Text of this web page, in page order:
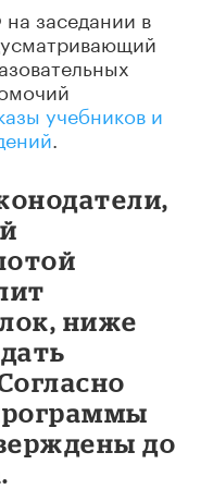
заседании в
учебников и
ниже
до